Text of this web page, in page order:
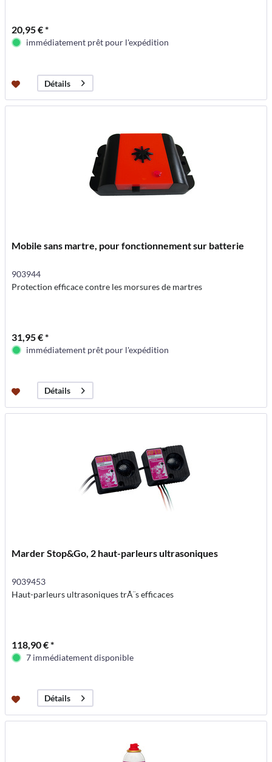
20,95 € *
immédiatement prêt pour l'expédition
Détails
Mobile sans martre, pour fonctionnement sur batterie
903944
Protection efficace contre les morsures de martres
31,95 € *
immédiatement prêt pour l'expédition
Détails
Marder Stop&Go, 2 haut-parleurs ultrasoniques
9039453
Haut-parleurs ultrasoniques trÃ¨s efficaces
118,90 € *
7 immédiatement disponible
Détails